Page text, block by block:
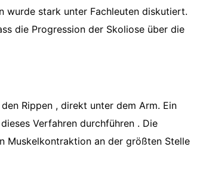
wurde stark unter Fachleuten diskutiert.
die Progression der Skoliose über die
Rippen , direkt unter dem Arm. Ein
Verfahren durchführen . Die
Muskelkontraktion an der größten Stelle